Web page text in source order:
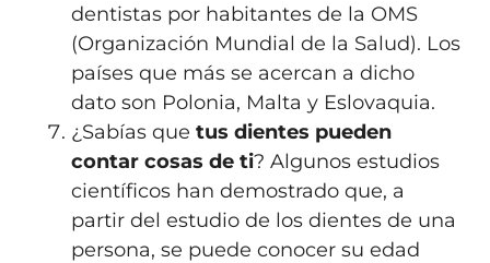
dentistas por habitantes de la OMS
(Organización Mundial de la Salud). Los
países que más se acercan a dicho
dato son Polonia, Malta y Eslovaquia.
¿Sabías que tus dientes pueden
contar cosas de ti? Algunos estudios
científicos han demostrado que, a
partir del estudio de los dientes de una
persona, se puede conocer su edad